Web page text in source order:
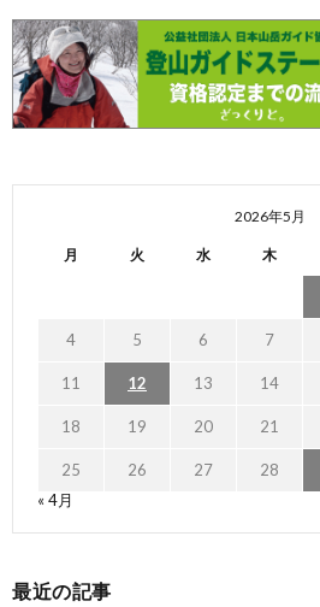
2026年5月
月 火 水 木
4 5 6 7
11 12 13 14
18 19 20 21
25 26 27 28
« 4月
最近の記事